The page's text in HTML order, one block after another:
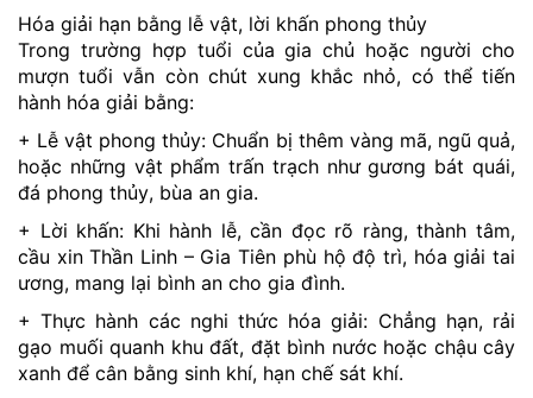
Hóa giải hạn bằng lễ vật, lời khấn phong thủy
Trong trường hợp tuổi của gia chủ hoặc người cho
mượn tuổi vẫn còn chút xung khắc nhỏ, có thể tiến
hành hóa giải bằng:
+ Lễ vật phong thủy: Chuẩn bị thêm vàng mã, ngũ quả,
hoặc những vật phẩm trấn trạch như gương bát quái,
đá phong thủy, bùa an gia.
+ Lời khấn: Khi hành lễ, cần đọc rõ ràng, thành tâm,
cầu xin Thần Linh – Gia Tiên phù hộ độ trì, hóa giải tai
ương, mang lại bình an cho gia đình.
+ Thực hành các nghi thức hóa giải: Chẳng hạn, rải
gạo muối quanh khu đất, đặt bình nước hoặc chậu cây
xanh để cân bằng sinh khí, hạn chế sát khí.